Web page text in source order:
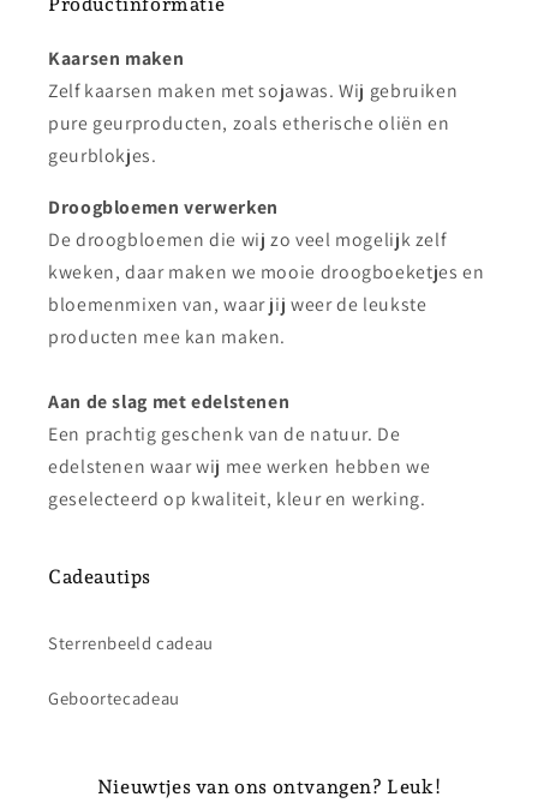
Productinformatie
Kaarsen maken
Zelf kaarsen maken met sojawas. Wij gebruiken
pure geurproducten, zoals etherische oliën en
geurblokjes.
Droogbloemen verwerken
De droogbloemen die wij zo veel mogelijk zelf
kweken, daar maken we mooie droogboeketjes en
bloemenmixen van, waar jij weer de leukste
producten mee kan maken.
Aan de slag met edelstenen
Een prachtig geschenk van de natuur. De
edelstenen waar wij mee werken hebben we
geselecteerd op kwaliteit, kleur en werking.
Cadeautips
Sterrenbeeld cadeau
Geboortecadeau
Nieuwtjes van ons ontvangen? Leuk!